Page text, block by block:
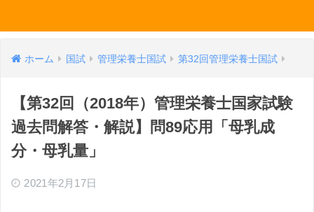
ホーム 国試 管理栄養士国試 第32回管理栄養士国試
【第32回（2018年）管理栄養士国家試験
過去問解答・解説】問89応用「母乳成
分・母乳量」
2021年2月17日